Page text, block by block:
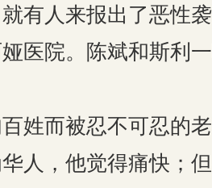
有人来报出了恶性
医院。陈斌和斯利
姓而被忍不可忍的
人，他觉得痛快；